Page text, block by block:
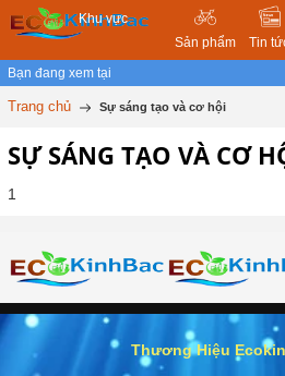
Khu vực
Sản phẩm
Tin
Bạn đang xem tại
Trang chủ Sự sáng tạo và cơ hội
SỰ SÁNG TẠO VÀ CƠ
1
Thương Hiệu